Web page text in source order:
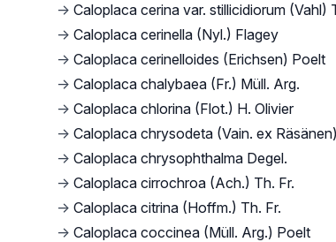
→ Caloplaca cerina var. stillicidiorum (Vahl)
→ Caloplaca cerinella (Nyl.) Flagey
→ Caloplaca cerinelloides (Erichsen) Poelt
→ Caloplaca chalybaea (Fr.) Müll. Arg.
→ Caloplaca chlorina (Flot.) H. Olivier
→ Caloplaca chrysodeta (Vain. ex
→ Caloplaca chrysophthalma Degel.
→ Caloplaca cirrochroa (Ach.) Th. Fr.
→ Caloplaca citrina (Hoffm.) Th. Fr.
→ Caloplaca coccinea (Müll. Arg.) Poelt